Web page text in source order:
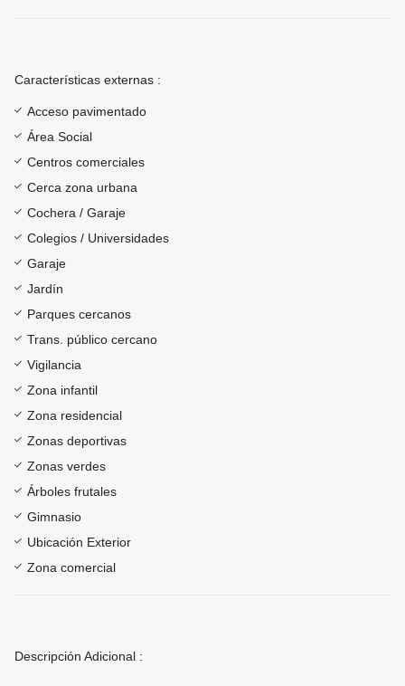
Características externas :
Acceso pavimentado
Área Social
Centros comerciales
Cerca zona urbana
Cochera / Garaje
Colegios / Universidades
Garaje
Jardín
Parques cercanos
Trans. público cercano
Vigilancia
Zona infantil
Zona residencial
Zonas deportivas
Zonas verdes
Árboles frutales
Gimnasio
Ubicación Exterior
Zona comercial
Descripción Adicional :